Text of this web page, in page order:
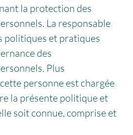
la protection des
La responsable
politiques et pratiques
des
Plus
personne est chargée
la présente politique et
soit connue, comprise et